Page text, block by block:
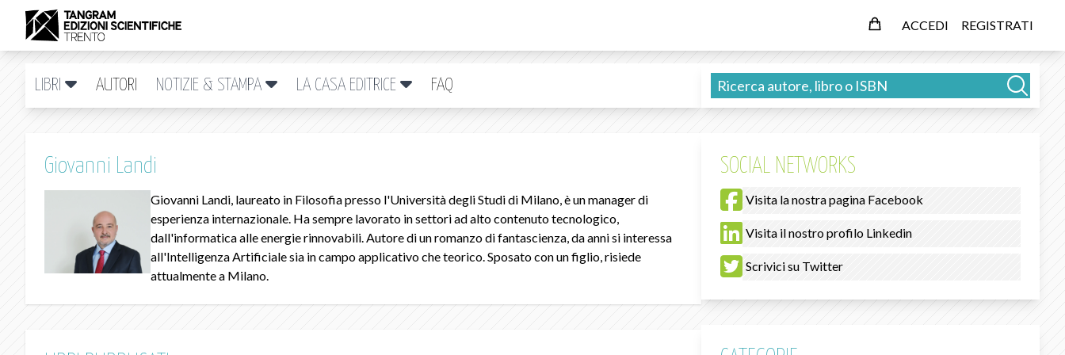
ACCEDI REGISTRATI
LIBRI AUTORI NOTIZIE & STAMPA LA CASA EDITRICE FAQ
Giovanni Landi
Giovanni Landi, laureato in Filosofia presso l'Università degli Studi di Milano, è un manager di
esperienza internazionale. Ha sempre lavorato in settori ad alto contenuto tecnologico,
dall'informatica alle energie rinnovabili. Autore di un romanzo di fantascienza, da anni si interessa
all'Intelligenza Artificiale sia in campo applicativo che teorico. Sposato con un figlio, risiede
attualmente a Milano.
SOCIAL NETWORKS
Visita la nostra pagina Facebook
Visita il nostro profilo Linkedin
Scrivici su Twitter